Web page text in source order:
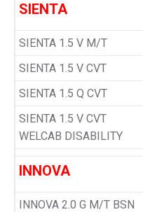
SIENTA
SIENTA 1.5 V M/T
SIENTA 1.5 V CVT
SIENTA 1.5 Q CVT
SIENTA 1.5 V CVT
WELCAB DISABILITY
INNOVA
INNOVA 2.0 G M/T BSN